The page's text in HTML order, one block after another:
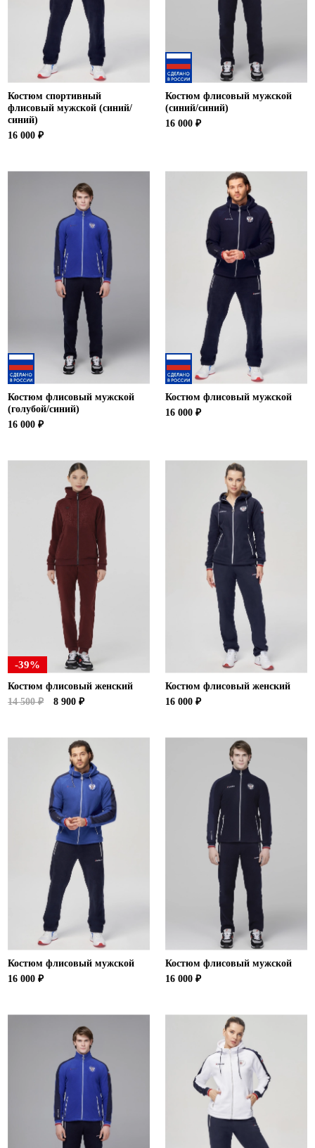
Костюм спортивный
флисовый мужской (синий/
синий)
16 000 ₽
Костюм флисовый мужской
(синий/синий)
16 000 ₽
Костюм флисовый мужской
(голубой/синий)
16 000 ₽
Костюм флисовый мужской
16 000 ₽
-39%
Костюм флисовый женский
14 500 ₽
8 900 ₽
Костюм флисовый женский
16 000 ₽
Костюм флисовый мужской
16 000 ₽
Костюм флисовый мужской
16 000 ₽